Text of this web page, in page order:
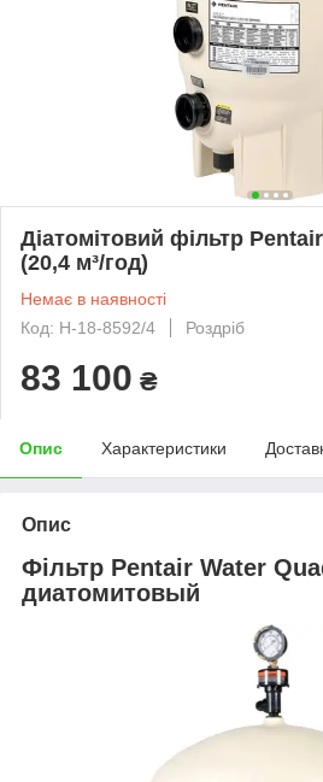
Діатомітовий фільтр
(20,4 м³/год)
Немає в наявності
Код: H-18-8592/4
Роздріб
83 100 ₴
Опис Характеристики
Опис
Фільтр Pentair Water
диатомитовый